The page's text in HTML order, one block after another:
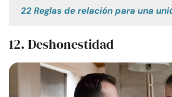
22 Reglas de relación para una
12. Deshonestidad